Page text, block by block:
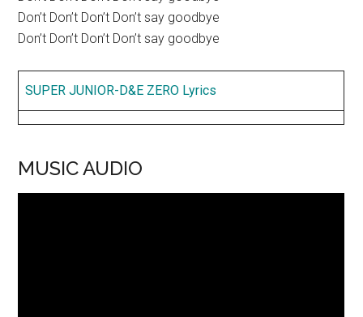
Don’t Don’t Don’t Don’t say goodbye
Don’t Don’t Don’t Don’t say goodbye
SUPER JUNIOR-D&E ZERO Lyrics
MUSIC AUDIO